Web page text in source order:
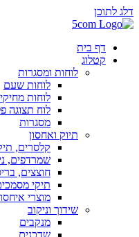
דלג לתוכן
דף בית
קטלוג
לוחות ומסגרות
לוחות שעם
לוחות
לוח תצוגה
מסגרות
תיוק ואחסון
קלסרים,
שמרדפים,
חוצצים,
תיקי
מוצרי
שידוך וניקוב
מנקבים
שדכנים